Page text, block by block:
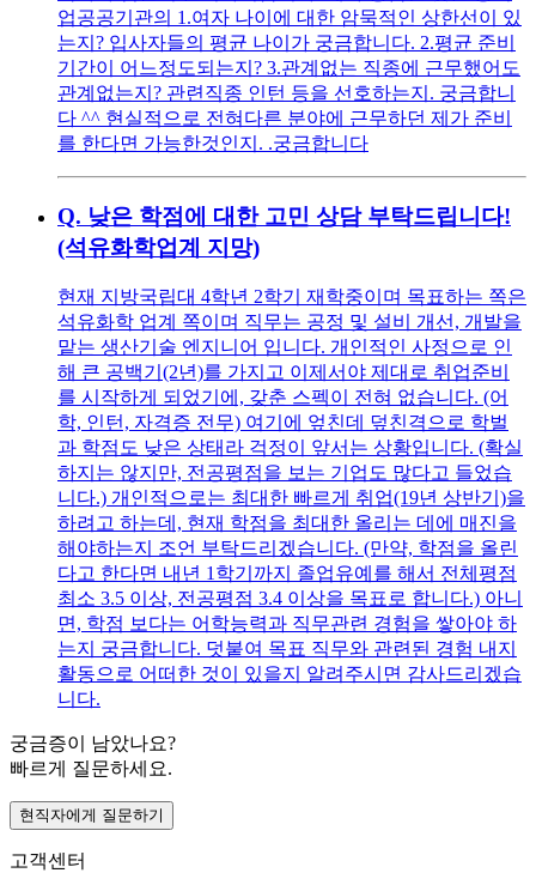
업공공기관의 1.여자 나이에 대한 암묵적인 상한선이 있
는지? 입사자들의 평균 나이가 궁금합니다. 2.평균 준비
기간이 어느정도되는지? 3.관계없는 직종에 근무했어도
관계없는지? 관련직종 인턴 등을 선호하는지. 궁금합니
다 ^^ 현실적으로 전혀다른 분야에 근무하던 제가 준비
를 한다면 가능한것인지. .궁금합니다
Q. 낮은 학점에 대한 고민 상담 부탁드립니다!
(석유화학업계 지망)
현재 지방국립대 4학년 2학기 재학중이며 목표하는 쪽은
석유화학 업계 쪽이며 직무는 공정 및 설비 개선, 개발을
맡는 생산기술 엔지니어 입니다. 개인적인 사정으로 인
해 큰 공백기(2년)를 가지고 이제서야 제대로 취업준비
를 시작하게 되었기에, 갖춘 스펙이 전혀 없습니다. (어
학, 인턴, 자격증 전무) 여기에 엎친데 덮친격으로 학벌
과 학점도 낮은 상태라 걱정이 앞서는 상황입니다. (확실
하지는 않지만, 전공평점을 보는 기업도 많다고 들었습
니다.) 개인적으로는 최대한 빠르게 취업(19년 상반기)을
하려고 하는데, 현재 학점을 최대한 올리는 데에 매진을
해야하는지 조언 부탁드리겠습니다. (만약, 학점을 올린
다고 한다면 내년 1학기까지 졸업유예를 해서 전체평점
최소 3.5 이상, 전공평점 3.4 이상을 목표로 합니다.) 아니
면, 학점 보다는 어학능력과 직무관련 경험을 쌓아야 하
는지 궁금합니다. 덧붙여 목표 직무와 관련된 경험 내지
활동으로 어떠한 것이 있을지 알려주시면 감사드리겠습
니다.
궁금증이 남았나요?
빠르게 질문하세요.
현직자에게 질문하기
고객센터